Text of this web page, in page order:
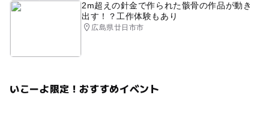
2m超えの針金で作られた骸骨の作品が動き
出す！？工作体験もあり
広島県廿日市市
いこーよ限定！おすすめイベント